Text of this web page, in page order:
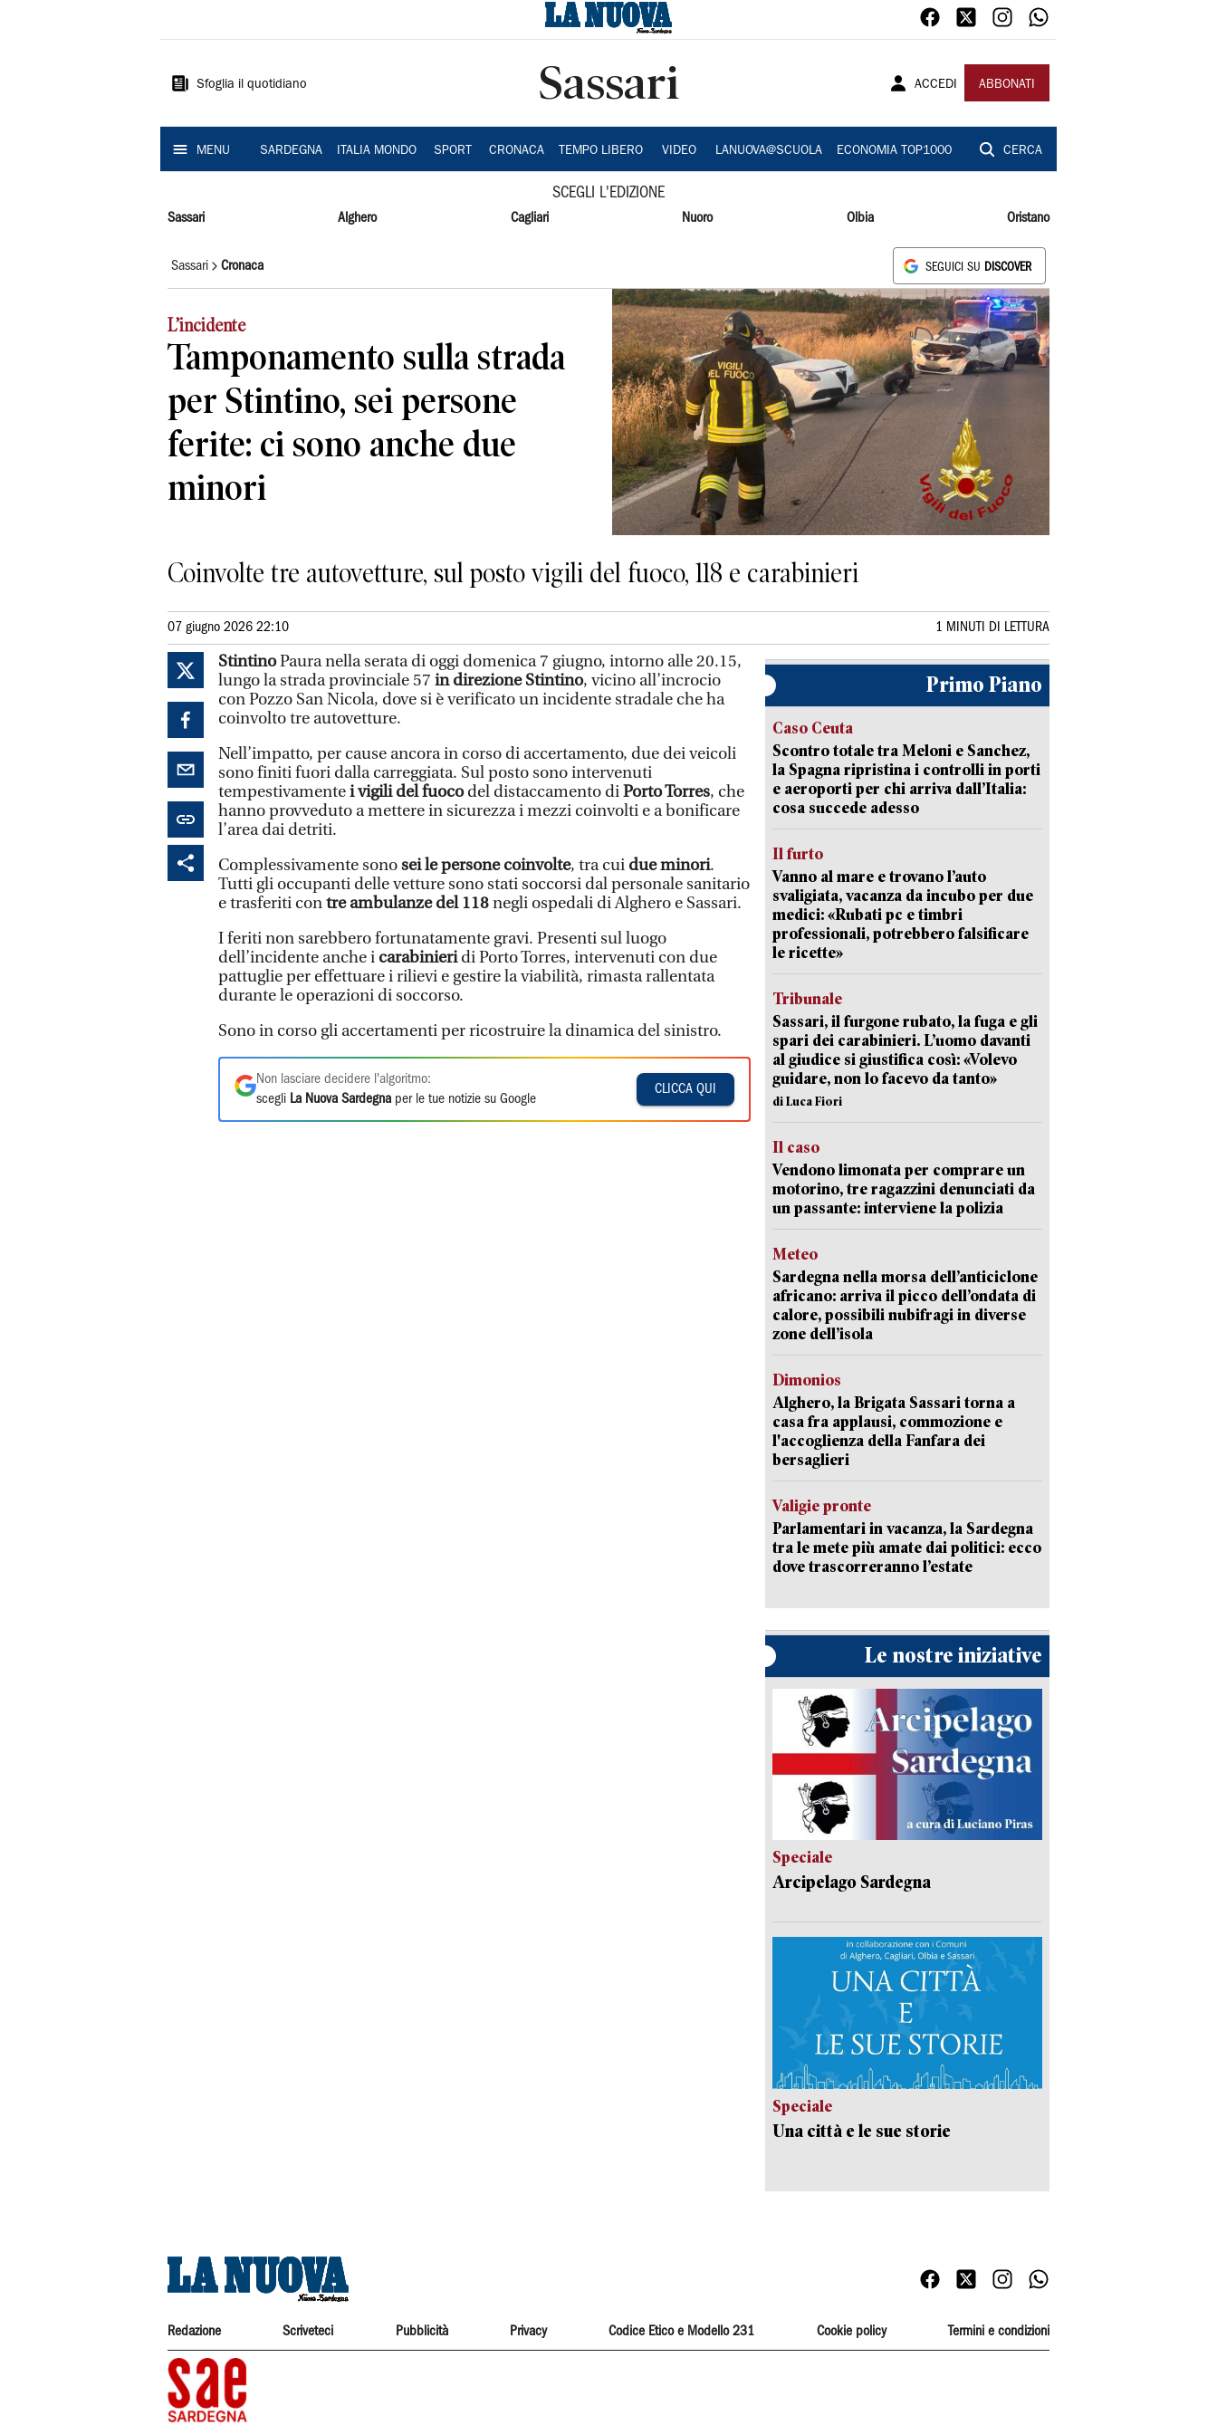
Sardegna
Sfoglia il quotidiano Sassari ACCEDI ABBONATI
MENU SARDEGNA ITALIA MONDO SPORT CRONACA TEMPO LIBERO VIDEO LANUOVA@SCUOLA ECONOMIA TOP1000 CERCA
SCEGLI L'EDIZIONE
Sassari Alghero Cagliari Nuoro Olbia Oristano
Sassari Cronaca SEGUICI SU DISCOVER
L’incidente
Tamponamento sulla strada
per Stintino, sei persone
ferite: ci sono anche due
minori
Coinvolte tre autovetture, sul posto vigili del fuoco, 118 e carabinieri
07 giugno 2026 22:10 1 MINUTI DI LETTURA
StintinoPaura nella serata di oggi domenica 7 giugno, intorno alle 20.15,
lungo la strada provinciale 57 in direzione Stintino, vicino all’incrocio
con Pozzo San Nicola, dove si è verificato un incidente stradale che ha
coinvolto tre autovetture.
Nell’impatto, per cause ancora in corso di accertamento, due dei veicoli
sono finiti fuori dalla carreggiata. Sul posto sono intervenuti
tempestivamentei vigili del fuocodel distaccamento diPorto Torres, che
hanno provveduto a mettere in sicurezza i mezzi coinvolti e a bonificare
l’area dai detriti.
Complessivamente sonosei le persone coinvolte, tra cui due minori.
Tutti gli occupanti delle vetture sono stati soccorsi dal personale sanitario
e trasferiti contre ambulanze del 118negli ospedali di Alghero e Sassari.
I feriti non sarebbero fortunatamente gravi. Presenti sul luogo
dell’incidente anche i carabinieridi Porto Torres, intervenuti con due
pattuglie per effettuare i rilievi e gestire la viabilità, rimasta rallentata
durante le operazioni di soccorso.
Sono in corso gli accertamenti per ricostruire la dinamica del sinistro.
Non lasciare decidere l'algoritmo:
scegli La Nuova Sardegna per le tue notizie su Google
CLICCA QUI
Primo Piano
Caso Ceuta
Scontro totale tra Meloni e Sanchez,
la Spagna ripristina i controlli in porti
e aeroporti per chi arriva dall’Italia:
cosa succede adesso
Il furto
Vanno al mare e trovano l’auto
svaligiata, vacanza da incubo per due
medici: «Rubati pc e timbri
professionali, potrebbero falsificare
le ricette»
Tribunale
Sassari, il furgone rubato, la fuga e gli
spari dei carabinieri. L’uomo davanti
al giudice si giustifica così: «Volevo
guidare, non lo facevo da tanto»
di Luca Fiori
Il caso
Vendono limonata per comprare un
motorino, tre ragazzini denunciati da
un passante: interviene la polizia
Meteo
Sardegna nella morsa dell’anticiclone
africano: arriva il picco dell’ondata di
calore, possibili nubifragi in diverse
zone dell’isola
Dimonios
Alghero, la Brigata Sassari torna a
casa fra applausi, commozione e
l'accoglienza della Fanfara dei
bersaglieri
Valigie pronte
Parlamentari in vacanza, la Sardegna
tra le mete più amate dai politici: ecco
dove trascorreranno l’estate
Le nostre iniziative
Speciale
Arcipelago Sardegna
Speciale
Una città e le sue storie
Redazione Scriveteci Pubblicità Privacy Codice Etico e Modello 231 Cookie policy Termini e condizioni